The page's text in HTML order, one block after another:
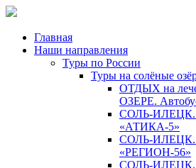
Главная
Наши направления
Туры по России
Туры на солёные
ОТДЫХ на
ОЗЕРЕ.
СОЛЬ-ИЛЕЦК.
«АТИКА-5»
СОЛЬ-ИЛЕЦК.
«РЕГИОН-56»
СОЛЬ-ИЛЕЦК.